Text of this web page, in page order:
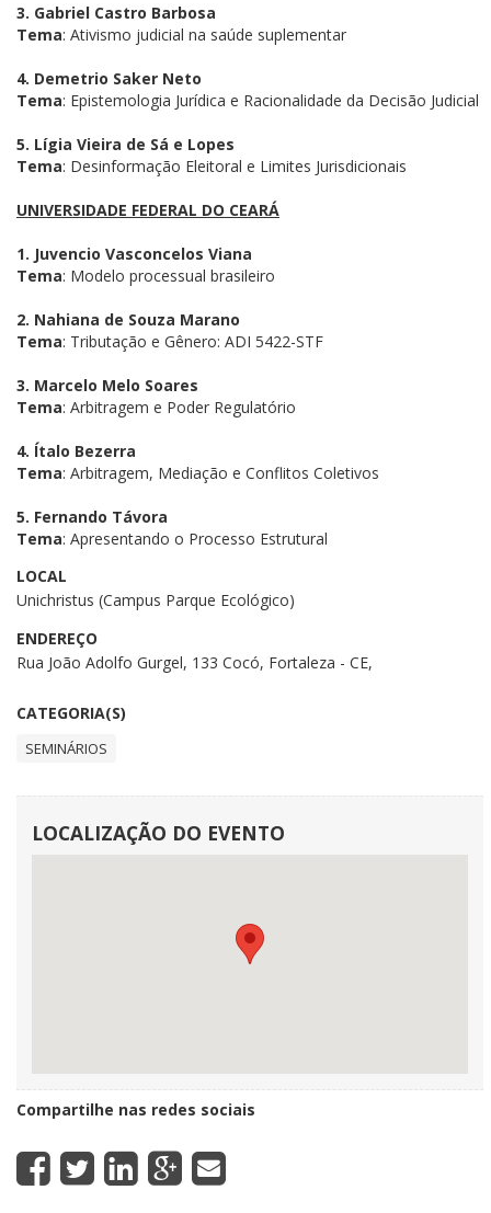
3. Gabriel Castro Barbosa
Tema: Ativismo judicial na saúde suplementar
4. Demetrio Saker Neto
Tema: Epistemologia Jurídica e Racionalidade da Decisão Judicial
5. Lígia Vieira de Sá e Lopes
Tema: Desinformação Eleitoral e Limites Jurisdicionais
UNIVERSIDADE FEDERAL DO CEARÁ
1. Juvencio Vasconcelos Viana
Tema: Modelo processual brasileiro
2. Nahiana de Souza Marano
Tema: Tributação e Gênero: ADI 5422-STF
3. Marcelo Melo Soares
Tema: Arbitragem e Poder Regulatório
4. Ítalo Bezerra
Tema: Arbitragem, Mediação e Conflitos Coletivos
5. Fernando Távora
Tema: Apresentando o Processo Estrutural
LOCAL
Unichristus (Campus Parque Ecológico)
ENDEREÇO
Rua João Adolfo Gurgel, 133 Cocó, Fortaleza - CE,
CATEGORIA(S)
SEMINÁRIOS
LOCALIZAÇÃO DO EVENTO
Compartilhe nas redes sociais